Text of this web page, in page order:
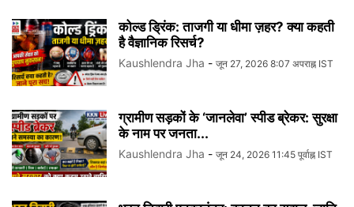
कोल्ड ड्रिंक: ताजगी या धीमा ज़हर? क्या कहती
है वैज्ञानिक रिसर्च?
Kaushlendra Jha - जून 27, 2026 8:07 अपराह्न IST
ग्रामीण सड़कों के ‘जानलेवा’ स्पीड ब्रेकर: सुरक्षा
के नाम पर जनता...
Kaushlendra Jha - जून 24, 2026 11:45 पूर्वाह्न IST